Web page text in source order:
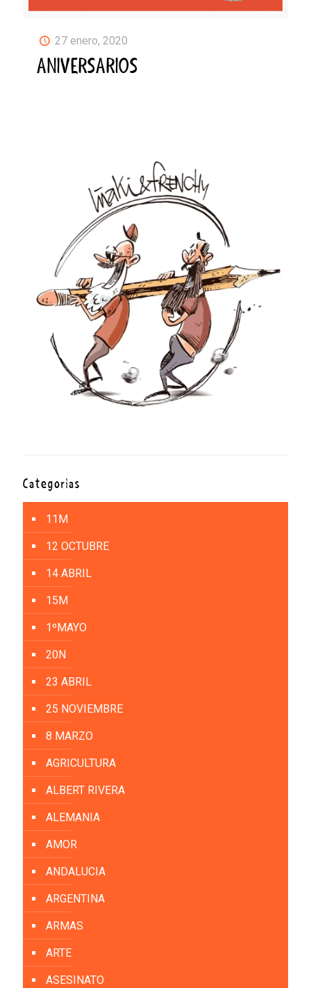
27 enero, 2020
ANIVERSARIOS
Categorías
11M
12 OCTUBRE
14 ABRIL
15M
1ºMAYO
20N
23 ABRIL
25 NOVIEMBRE
8 MARZO
AGRICULTURA
ALBERT RIVERA
ALEMANIA
AMOR
ANDALUCIA
ARGENTINA
ARMAS
ARTE
ASESINATO